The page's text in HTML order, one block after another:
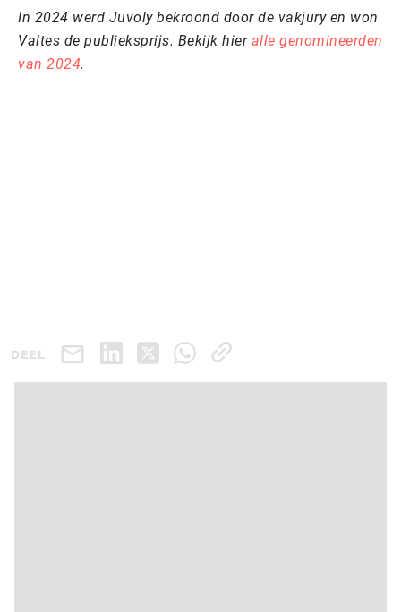
In 2024 werd Juvoly bekroond door de vakjury en won
Valtes de publieksprijs. Bekijk hier alle genomineerden
van 2024.
DEEL